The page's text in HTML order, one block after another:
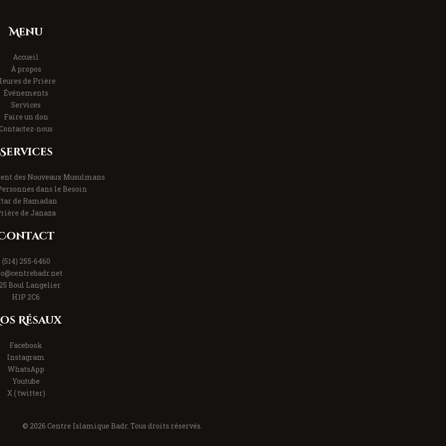
Menu
Accueil
À propos
de Prière
Événements
Services
Faire un don
nous
Services
des Nouveaux Musulmans
dans le Besoin
de Ramadan
de Janaza
(514) 255-6460
Boul Langelier
H1P 2C6
Résaux
Facebook
Instagram
WhatsApp
Youtube
X ( twitter)
© 2026 Centre Islamique Badr. Tous droits réservés.